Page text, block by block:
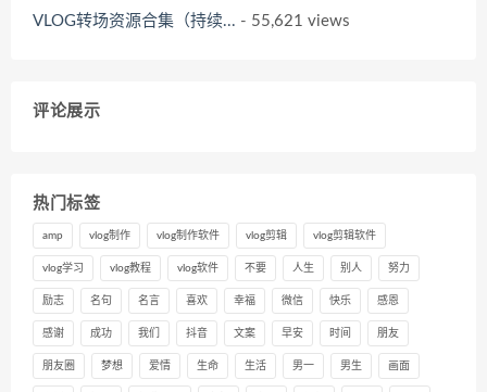
VLOG转场资源合集（持续... - 55,621 views
评论展示
热门标签
amp vlog制作 vlog制作软件 vlog剪辑 vlog剪辑软件
vlog学习 vlog教程 vlog软件 不要 人生 别人 努力
励志 名句 名言 喜欢 幸福 微信 快乐 感恩
感谢 成功 我们 抖音 文案 早安 时间 朋友
朋友圈 梦想 爱情 生命 生活 男一 男生 画面